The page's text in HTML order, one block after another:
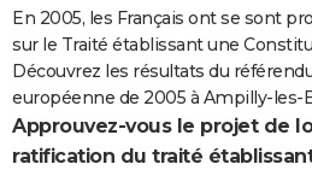
FORUM
Bricolage
Lifestyle
Culture
Sport
Auto
Television
Voyage
Cinema
En 2005, les Français ont se sont
sur le Traité établissant une
Découvrez les résultats du
européenne de 2005 à Ampilly-les-
Approuvez-vous le projet de
ratification du traité